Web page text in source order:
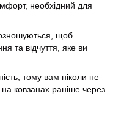
необхідний для
щоб
та відчуття, яке ви
тому вам ніколи не
на ковзанах раніше через